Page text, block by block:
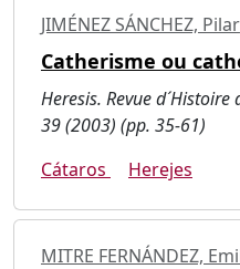
JIMÉNEZ SÁNCHEZ, Pilar
Catherisme ou
Heresis. Revue
39 (2003) (pp. 35-61)
Cátaros
Herejes
MITRE FERNÁNDEZ,